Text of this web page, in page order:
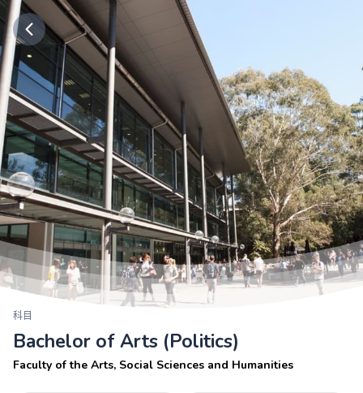
科目
Bachelor of Arts (Politics)
Faculty of the Arts, Social Sciences and Humanities